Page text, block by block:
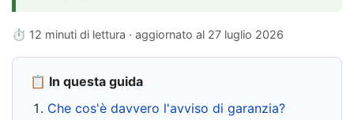
⏱ 12 minuti di lettura · aggiornato al 27 luglio 2026
📋 In questa guida
Che cos'è davvero l'avviso di garanzia?